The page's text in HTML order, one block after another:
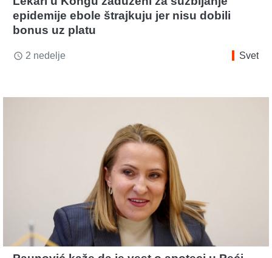
epidemije ebole štrajkuju jer nisu dobili
bonus uz platu
access_time 2 nedelje Svet